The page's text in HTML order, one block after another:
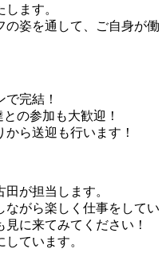
ます。
の姿を通して、ご自身が働
で完結！
との参加も大歓迎！
から送迎も行います！
が担当します。
ながら楽しく仕事をしてい
に来てみてください！
ています。